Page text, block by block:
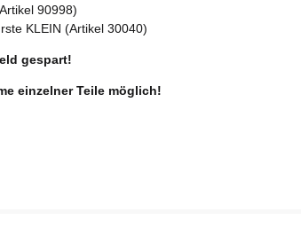
90998)
KLEIN (Artikel 30040)
gespart!
einzelner Teile möglich!